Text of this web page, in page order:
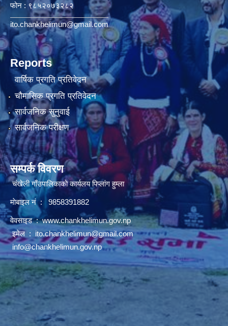
फोन : ९८५२०७३२८२
ito.chankhelimun@gmail.com
Reports
वार्षिक प्रगति प्रतिवेदन
चौमासिक प्रगति प्रतिवेदन
सार्वजनिक सुनुवाई
सार्वजनिक परीक्षण
सम्पर्क विवरण
चंखेली गाँउपालिकाकाे कार्यलय पिप्लांग हुम्ला
माेबाइल नं : 9858391882
वेवसाइड :www.chankhelimun.gov.np
इमेल : ito.chankhelimun@gmail.com
info@chankhelimun.gov.np